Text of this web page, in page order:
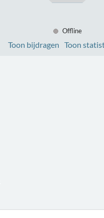
Offline
Toon bijdragen Toon